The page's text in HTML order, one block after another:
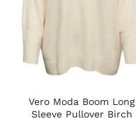
Vero Moda Boom Long
Sleeve Pullover Birch